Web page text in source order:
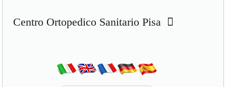
Centro Ortopedico Sanitario Pisa